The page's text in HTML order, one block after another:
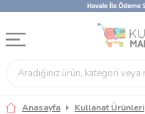
Anasayfa Kullanat Ürünleri